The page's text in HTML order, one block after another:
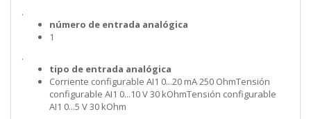
.
número de entrada analógica
1
.
tipo de entrada analógica
Corriente configurable AI1 0...20 mA 250 OhmTensión
configurable AI1 0...10 V 30 kOhmTensión configurable
AI1 0...5 V 30 kOhm